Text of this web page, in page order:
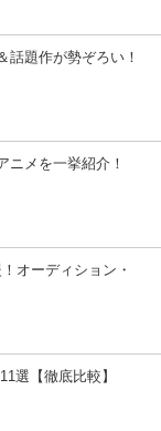
話題作が勢ぞろい！
ニメを一挙紹介！
オーディション・
選【徹底比較】